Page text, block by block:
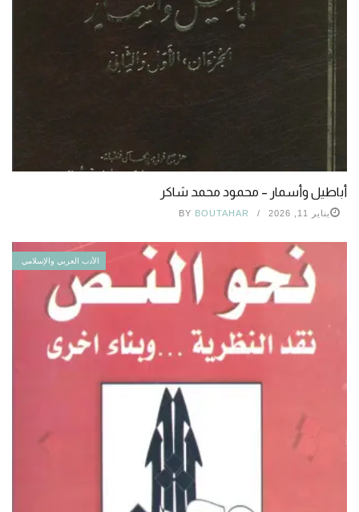
أباطيل وأسمار – محمود محمد شاكر
يناير 11, 2026 BY BOUTAHAR
الأدب العربي والإسلامي